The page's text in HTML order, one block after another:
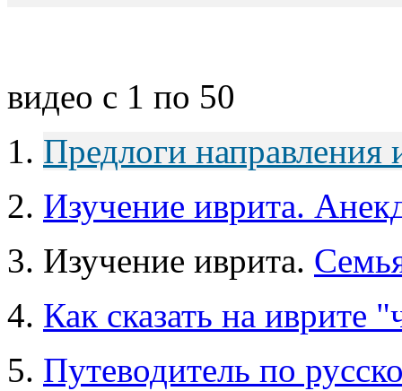
видео с 1 по 50
1. Предлоги направления
2. Изучение иврита.
3. Изучение иврита.
4. Как сказать на иврите
5. Путеводитель по